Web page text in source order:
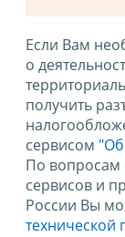
Если Вам
о
получить
сервисом
По вопросам
сервисов и
России Вы
технической